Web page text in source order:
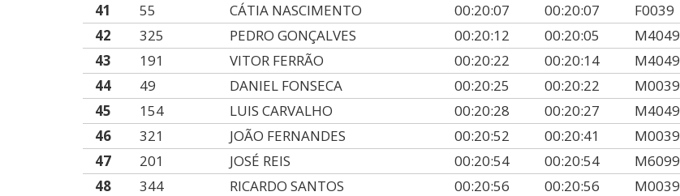
41
55 CÁTIA NASCIMENTO 00:20:07 00:20:07 F0039
42
325 PEDRO GONÇALVES 00:20:12 00:20:05 M4049
43
191 VITOR FERRÃO 00:20:22 00:20:14 M4049
44
49 DANIEL FONSECA 00:20:25 00:20:22 M0039
45
154 LUIS CARVALHO 00:20:28 00:20:27 M4049
46
321 JOÃO FERNANDES 00:20:52 00:20:41 M0039
47
201 JOSÉ REIS 00:20:54 00:20:54 M6099
48
344 RICARDO SANTOS 00:20:56 00:20:56 M0039